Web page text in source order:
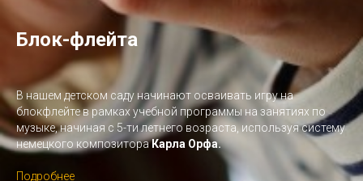
Блок-флейта
В нашем детском саду начинают осваивать игру на
блокфлейте в рамках учебной программы на занятиях по
музыке, начиная с 5-ти летнего возраста, используя систему
немецкого композитораКарла Орфа.
Подробнее